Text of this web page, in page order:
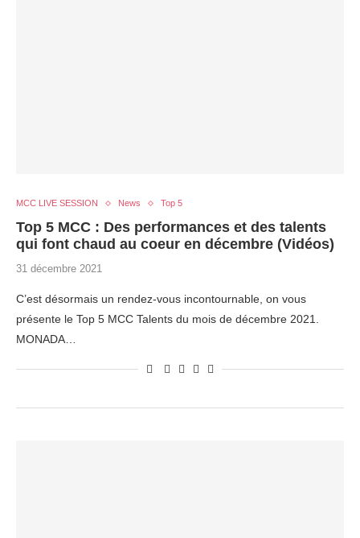
MCC LIVE SESSION News Top 5
Top 5 MCC : Des performances et des talents
qui font chaud au coeur en décembre (Vidéos)
31 décembre 2021
C’est désormais un rendez-vous incontournable, on vous
présente le Top 5 MCC Talents du mois de décembre 2021.
MONADA…